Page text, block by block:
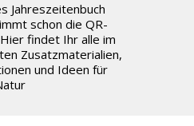
Jahreszeitenbuch
schon die QR-
findet Ihr alle im
Zusatzmaterialien,
und Ideen für